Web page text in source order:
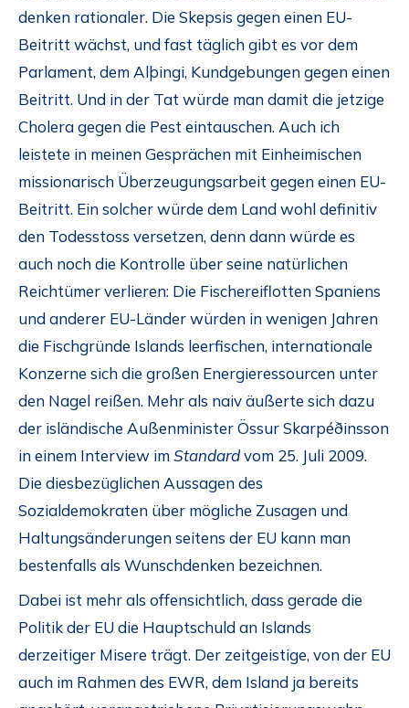
denken rationaler. Die Skepsis gegen einen EU-
Beitritt wächst, und fast täglich gibt es vor dem
Parlament, dem Alþingi, Kundgebungen gegen einen
Beitritt. Und in der Tat würde man damit die jetzige
Cholera gegen die Pest eintauschen. Auch ich
leistete in meinen Gesprächen mit Einheimischen
missionarisch Überzeugungsarbeit gegen einen EU-
Beitritt. Ein solcher würde dem Land wohl definitiv
den Todesstoss versetzen, denn dann würde es
auch noch die Kontrolle über seine natürlichen
Reichtümer verlieren: Die Fischereiflotten Spaniens
und anderer EU-Länder würden in wenigen Jahren
die Fischgründe Islands leerfischen, internationale
Konzerne sich die großen Energieressourcen unter
den Nagel reißen. Mehr als naiv äußerte sich dazu
der isländische Außenminister Össur Skarpéðinsson
in einem Interview imStandardvom 25. Juli 2009.
Die diesbezüglichen Aussagen des
Sozialdemokraten über mögliche Zusagen und
Haltungsänderungen seitens der EU kann man
bestenfalls als Wunschdenken bezeichnen.
Dabei ist mehr als offensichtlich, dass gerade die
Politik der EU die Hauptschuld an Islands
derzeitiger Misere trägt. Der zeitgeistige, von der EU
auch im Rahmen des EWR, dem Island ja bereits